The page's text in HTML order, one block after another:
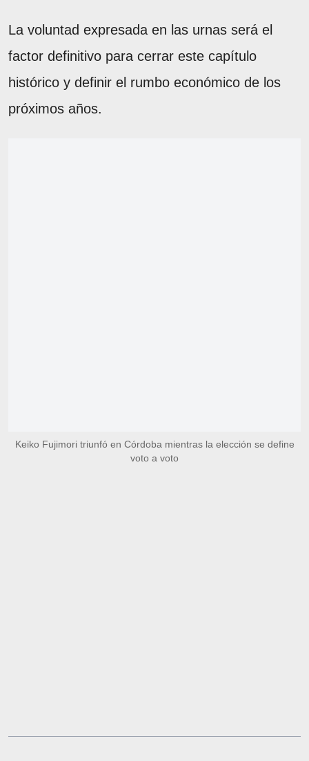
La voluntad expresada en las urnas será el
factor definitivo para cerrar este capítulo
histórico y definir el rumbo económico de los
próximos años.
Keiko Fujimori triunfó en Córdoba mientras la elección se define
voto a voto